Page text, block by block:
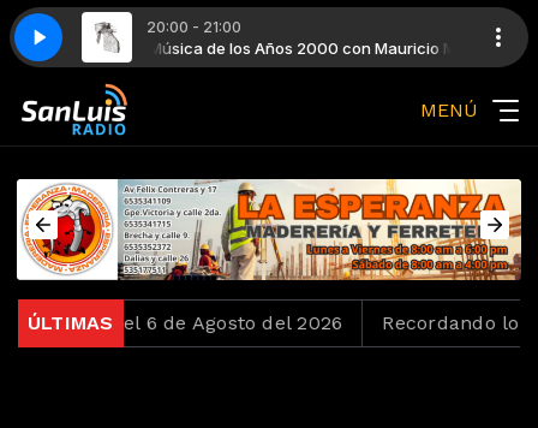
20:00 - 21:00
MezaMúsica de los Años 2000 con Mauricio Meza
Coldplay - The Scientist
Mau Top Internacional con El Tío Mau
MENÚ
ÚLTIMAS
Loko del 6 de Agosto del 2026 Recordando los